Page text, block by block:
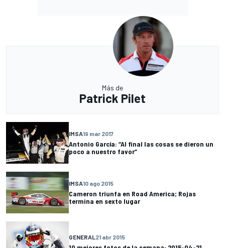
Más de
Patrick Pilet
IMSA19 mar 2017
Antonio García: “Al final las cosas se dieron un
poco a nuestro favor”
IMSA10 ago 2015
Cameron triunfa en Road America; Rojas
termina en sexto lugar
GENERAL21 abr 2015